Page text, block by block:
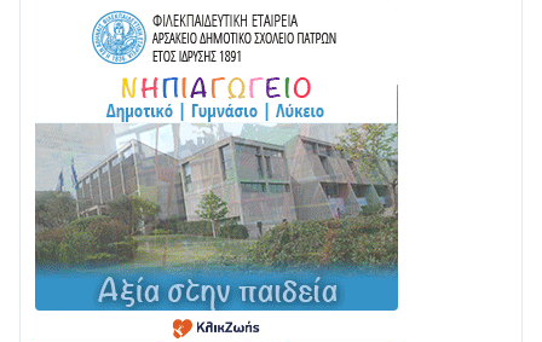
Στο σκοτάδι μεγάλο μέρος στο Λυγιά Ναυπάκτου
04/08 • 19:47
Σε τροχιά υλοποίησης η Παράκαμψη του Κέντρου
της Ναυπάκτου
04/08 • 12:08
Σε φουλ ρυθμούς το τμήμα Βόνιτσα – Άγιος Νικόλαος
| Αυτοψία Καββαδά
03/08 • 11:11
Με Αρχιερατική Λαμπρότητα η Πανήγυρη της
Μεταμορφώσεως του Σωτήρος στο Γολέμι